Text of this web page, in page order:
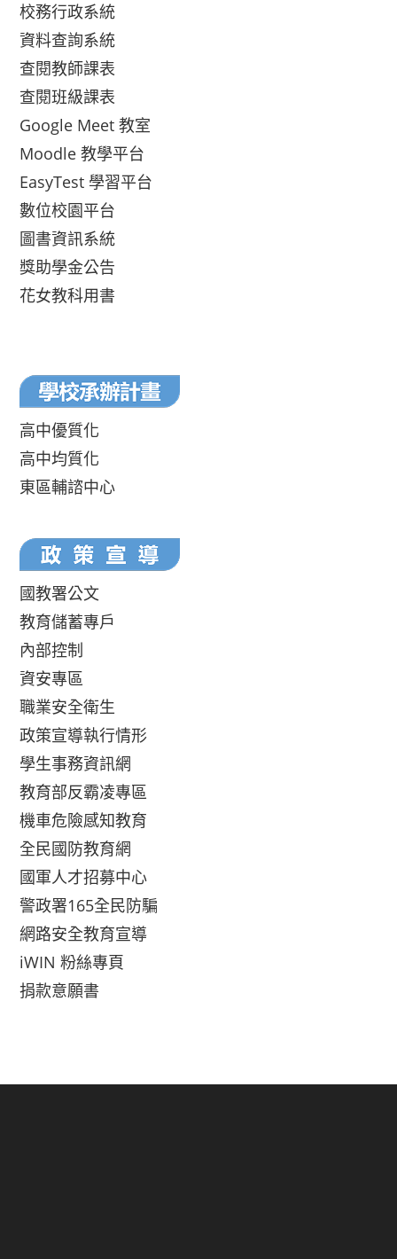
校務行政系統
資料查詢系統
查閱教師課表
查閱班級課表
Google Meet 教室
Moodle 教學平台
EasyTest 學習平台
數位校園平台
圖書資訊系統
獎助學金公告
花女教科用書
高中優質化
高中均質化
東區輔諮中心
國教署公文
教育儲蓄專戶
內部控制
資安專區
職業安全衛生
政策宣導執行情形
學生事務資訊網
教育部反霸凌專區
機車危險感知教育
全民國防教育網
國軍人才招募中心
警政署165全民防騙
網路安全教育宣導
iWIN 粉絲專頁
捐款意願書